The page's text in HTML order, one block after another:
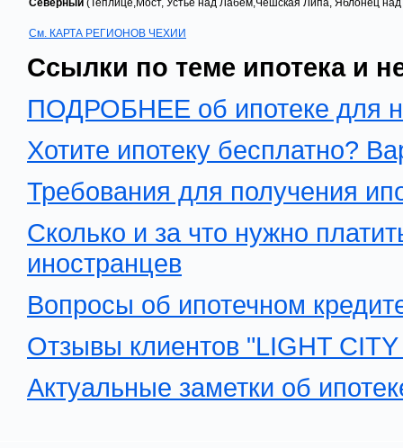
Северный (Теплице,Мост, Устье над Лабем,Чешская Липа, Яблонец
См. КАРТА РЕГИОНОВ ЧЕХИИ
Ссылки по теме ипотека и
ПОДРОБНЕЕ об ипотеке для
Хотите ипотеку бесплатно?
Требования для получения
Сколько и за что нужно
иностранцев
Вопросы об ипотечном
Отзывы клиентов "LIGHT
Актуальные заметки об